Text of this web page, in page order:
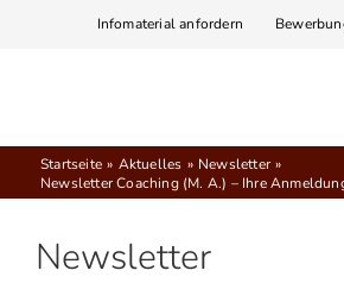
Infomaterial anfordern
Startseite Aktuelles
Newsletter
Newsletter Coaching (M. A.) – Ihre
Newsletter